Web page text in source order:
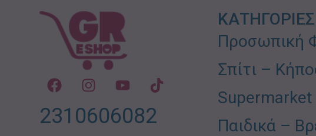
2310606082
ΚΑΤΗΓΟΡΙΕΣ
Προσωπική
Σπίτι –
Supermarket
Παιδικά –